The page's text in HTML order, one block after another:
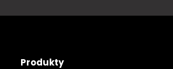
POMORSKIE
Produkty